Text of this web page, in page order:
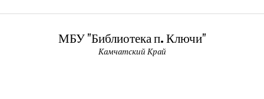
МБУ "Библиотека п. Ключи"
Камчатский Край